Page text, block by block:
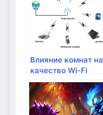
Влияние комнат на
качество Wi-Fi
сигнала